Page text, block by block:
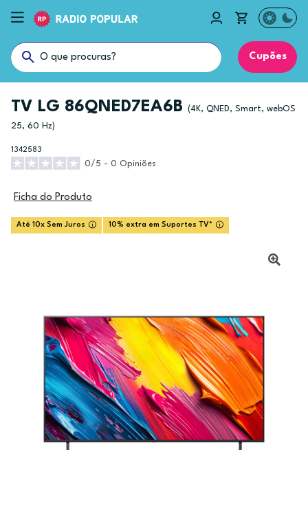
Cupões
TV LG 86QNED7EA6B
(4K, QNED, Smart, webOS
25, 60 Hz)
1342583
0/5 - 0 Opiniões
Ficha do Produto
Até 10x Sem Juros 10% extra em Suportes TV*